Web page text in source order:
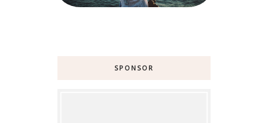
SPONSOR